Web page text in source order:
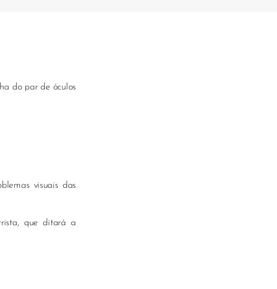
do par de óculos
visuais das
que ditará a